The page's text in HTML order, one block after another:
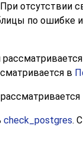
отсутствии
по ошибке
в
check_postgres.